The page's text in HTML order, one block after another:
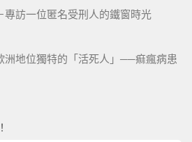
專訪一位匿名受刑人的鐵窗時光
洲地位獨特的「活死人」──痲瘋病患